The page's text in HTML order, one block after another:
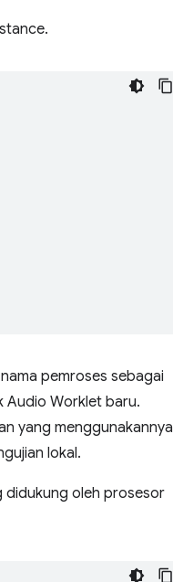
pemroses sebagai
Audio Worklet baru.
yang menggunakannya
lokal.
didukung oleh prosesor